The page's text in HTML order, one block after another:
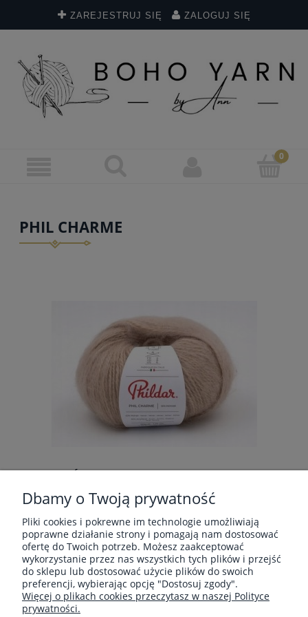
ZAREJESTRUJ SIĘ ZALOGUJ SIĘ
PHIL CHARME
WŁÓCZKA PHILDAR PHIL CHARME 1264
Producent: Phildar
30,00 zł
Dbamy o Twoją prywatność
Pliki cookies i pokrewne im technologie umożliwiają
poprawne działanie strony i pomagają nam dostosować
ofertę do Twoich potrzeb. Możesz zaakceptować
wykorzystanie przez nas wszystkich tych plików i przejść
do sklepu lub dostosować użycie plików do swoich
preferencji, wybierając opcję "Dostosuj zgody".
Więcej o plikach cookies przeczytasz w naszej Polityce
prywatności.